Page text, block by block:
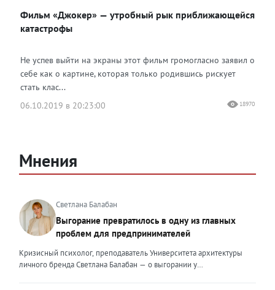
Одноклассники
Фильм «Джокер» — утробный рык приближающейся
катастрофы
Не успев выйти на экраны этот фильм громогласно заявил о
себе как о картине, которая только родившись рискует
стать клас...
06.10.2019 в 20:23:00
18970
Мнения
Светлана Балабан
Выгорание превратилось в одну из главных
проблем для предпринимателей
Кризисный психолог, преподаватель Университета архитектуры
личного бренда Светлана Балабан — о выгорании у